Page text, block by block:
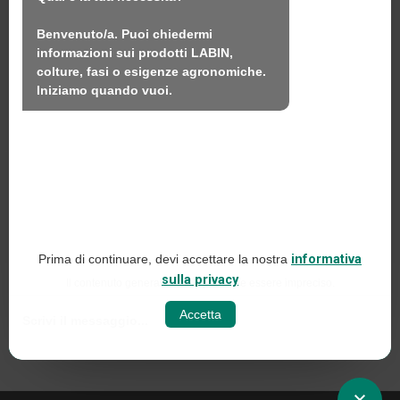
Contatto
LABIN PRODUCTS S.L.
Politica sui social media
Informativa sulla privacy del web
Benvenuto/a. Puoi chiedermi
informazioni sui prodotti LABIN,
colture, fasi o esigenze agronomiche.
Iniziamo quando vuoi.
Il contenuto generato dall'IA potrebbe essere impreciso.
Prima di continuare, devi accettare la nostra informativa
sulla privacy
Accetta